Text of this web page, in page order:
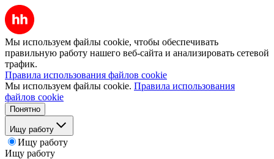
Мы используем файлы cookie, чтобы обеспечивать
правильную работу нашего веб-сайта и анализировать сетевой
трафик.
Правила использования файлов cookie
Мы используем файлы cookie. Правила использования
файлов cookie
Понятно
Ищу работу
Ищу работу
Ищу работу